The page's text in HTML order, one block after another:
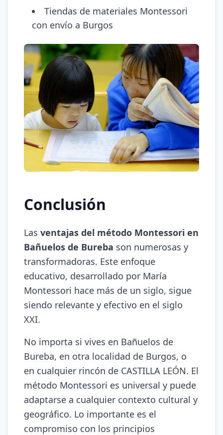
Tiendas de materiales Montessori
con envío a Burgos
Conclusión
Las ventajas del método Montessori en
Bañuelos de Bureba son numerosas y
transformadoras. Este enfoque
educativo, desarrollado por María
Montessori hace más de un siglo, sigue
siendo relevante y efectivo en el siglo
XXI.
No importa si vives en Bañuelos de
Bureba, en otra localidad de Burgos, o
en cualquier rincón de CASTILLA LEÓN. El
método Montessori es universal y puede
adaptarse a cualquier contexto cultural y
geográfico. Lo importante es el
compromiso con los principios